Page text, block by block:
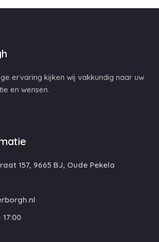
ervaring kijken wij vakkundig naar uw
en wensen.
157, 9665 BJ, Oude Pekela